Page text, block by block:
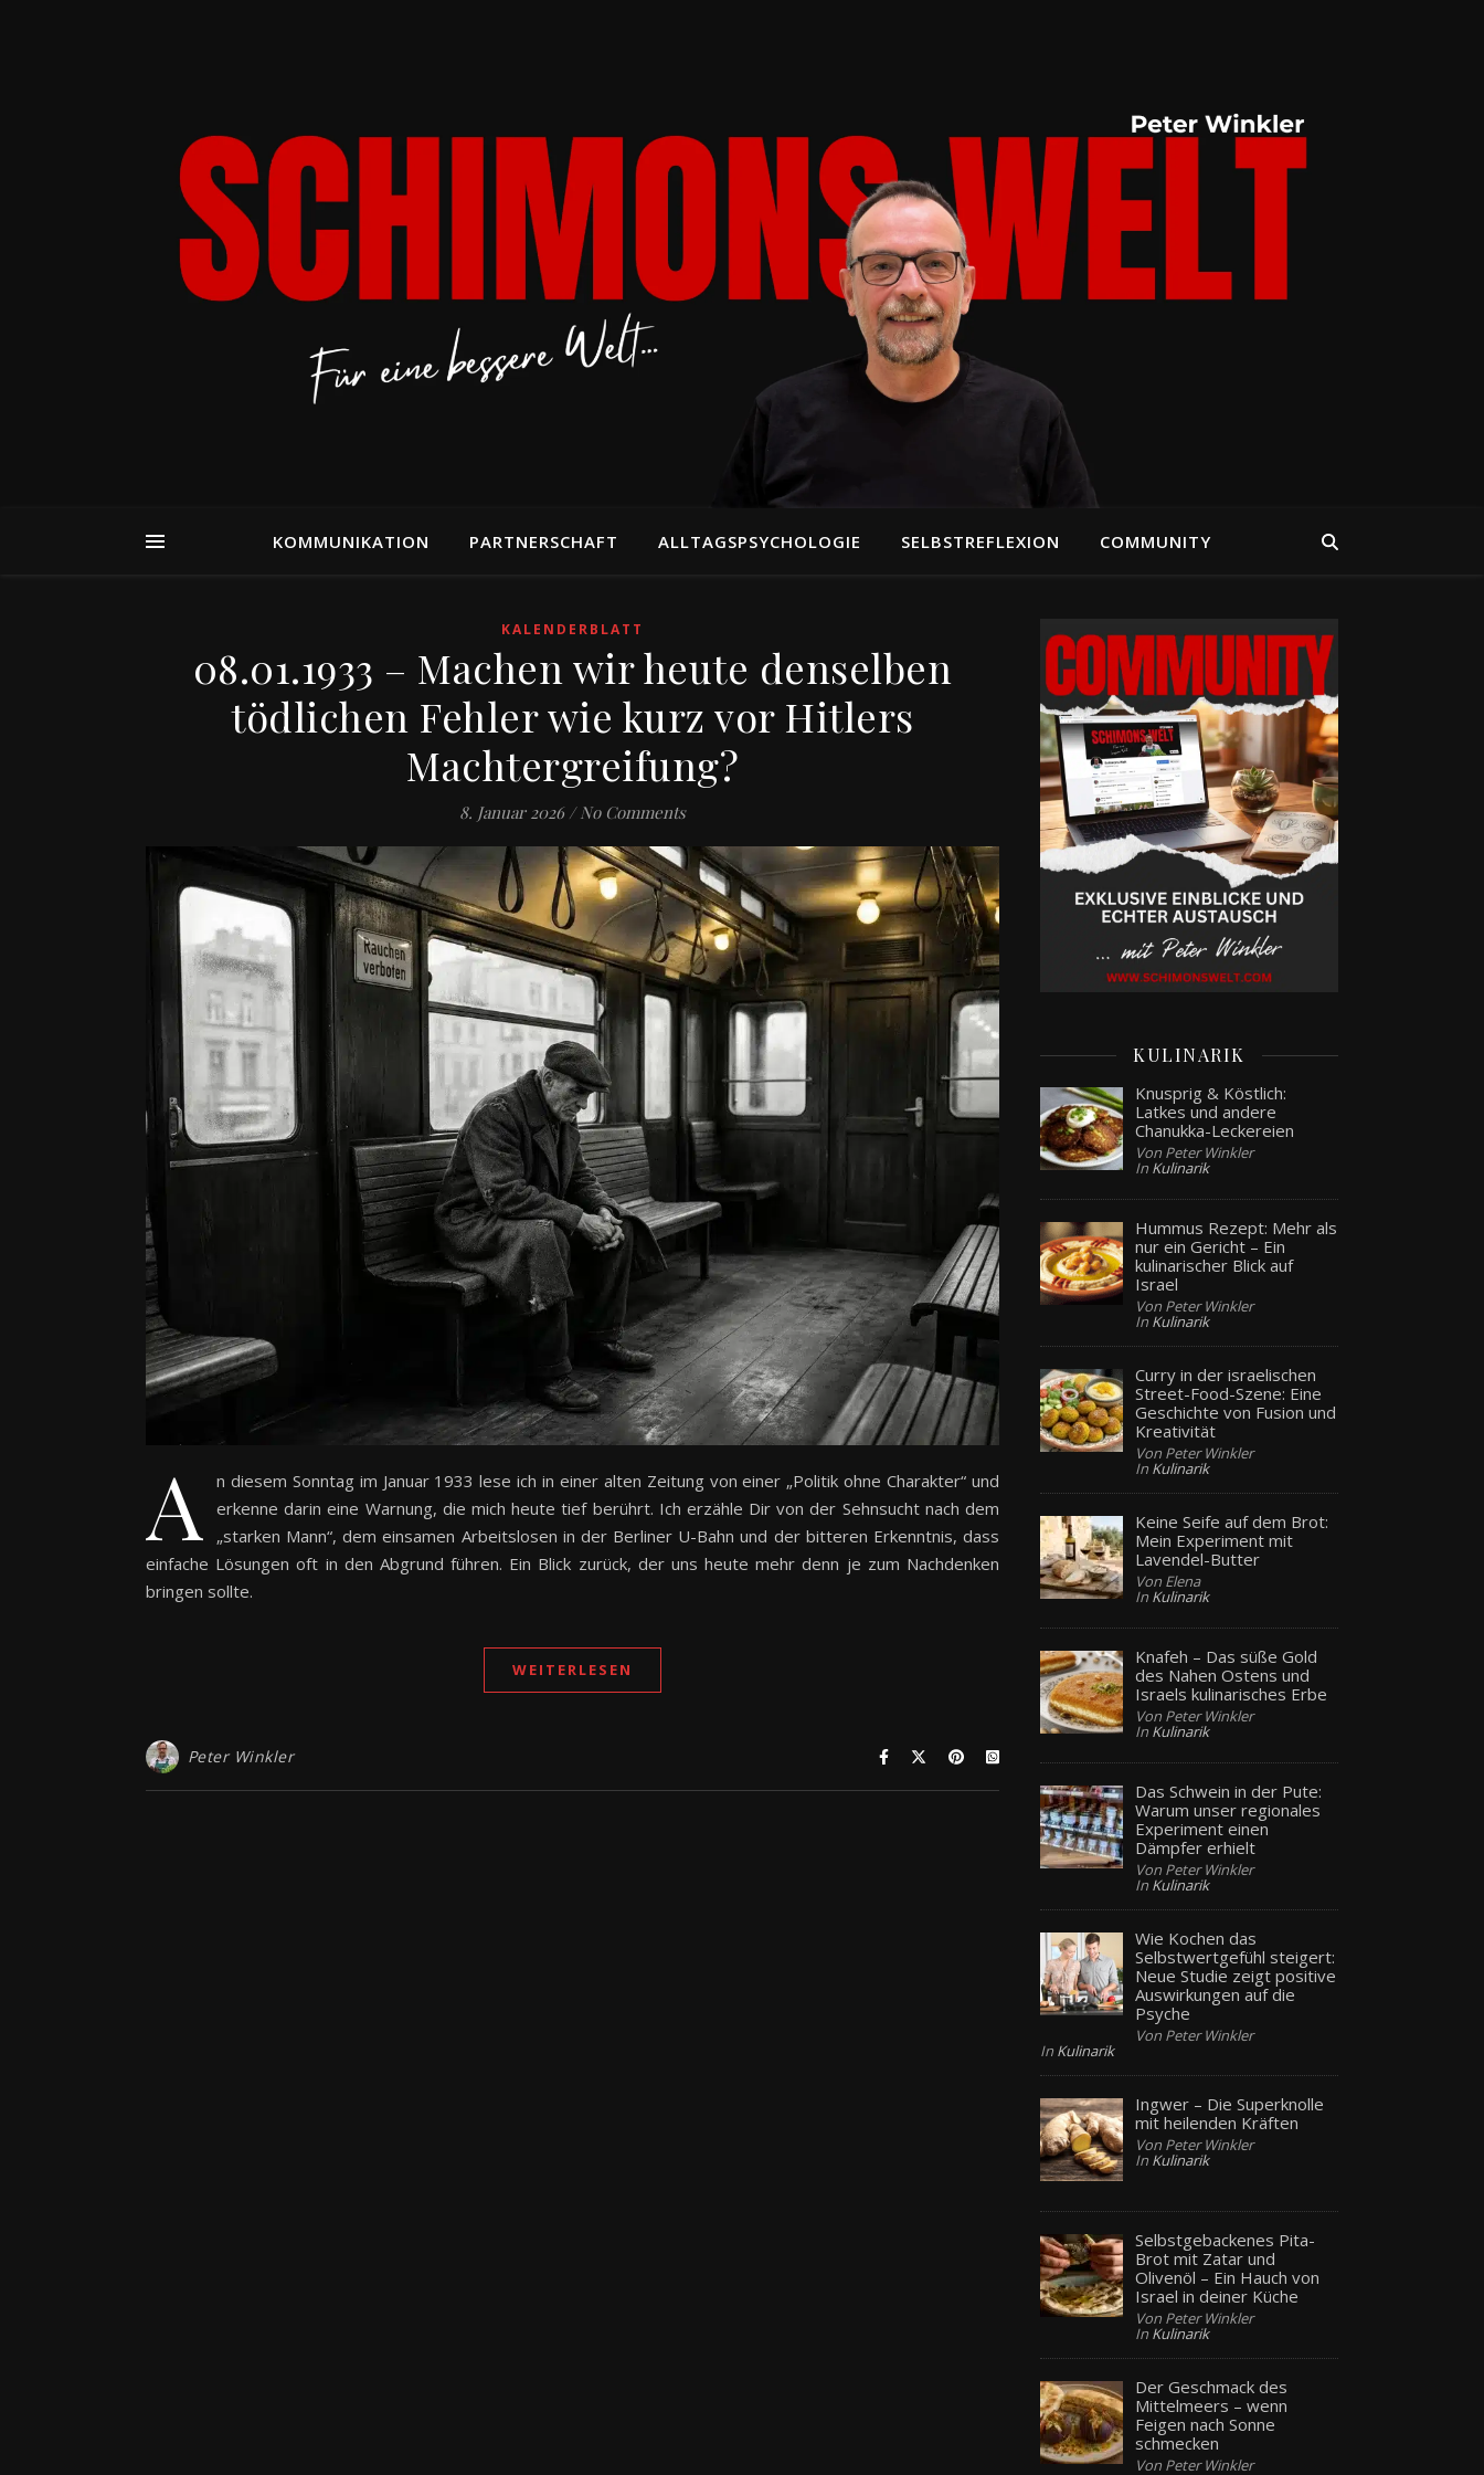
KOMMUNIKATION PARTNERSCHAFT ALLTAGSPSYCHOLOGIE SELBSTREFLEXION COMMUNITY
KALENDERBLATT
08.01.1933 – Machen wir heute denselben
tödlichen Fehler wie kurz vor Hitlers
Machtergreifung?
8. Januar 2026 / No Comments
A n diesem Sonntag im Januar 1933 lese ich in einer alten Zeitung von einer „Politik ohne Charakter“ und
erkenne darin eine Warnung, die mich heute tief berührt. Ich erzähle Dir von der Sehnsucht nach dem
„starken Mann“, dem einsamen Arbeitslosen in der Berliner U-Bahn und der bitteren Erkenntnis, dass
einfache Lösungen oft in den Abgrund führen. Ein Blick zurück, der uns heute mehr denn je zum Nachdenken
bringen sollte.
WEITERLESEN
Peter Winkler
KULINARIK
Knusprig & Köstlich:
Latkes und andere
Chanukka-Leckereien
Von Peter Winkler
In Kulinarik
Hummus Rezept: Mehr als
nur ein Gericht – Ein
kulinarischer Blick auf
Israel
Von Peter Winkler
In Kulinarik
Curry in der israelischen
Street-Food-Szene: Eine
Geschichte von Fusion und
Kreativität
Von Peter Winkler
In Kulinarik
Keine Seife auf dem Brot:
Mein Experiment mit
Lavendel-Butter
Von Elena
In Kulinarik
Knafeh – Das süße Gold
des Nahen Ostens und
Israels kulinarisches Erbe
Von Peter Winkler
In Kulinarik
Das Schwein in der Pute:
Warum unser regionales
Experiment einen
Dämpfer erhielt
Von Peter Winkler
In Kulinarik
Wie Kochen das
Selbstwertgefühl steigert:
Neue Studie zeigt positive
Auswirkungen auf die
Psyche
Von Peter Winkler
In Kulinarik
Ingwer – Die Superknolle
mit heilenden Kräften
Von Peter Winkler
In Kulinarik
Selbstgebackenes Pita-
Brot mit Zatar und
Olivenöl – Ein Hauch von
Israel in deiner Küche
Von Peter Winkler
In Kulinarik
Der Geschmack des
Mittelmeers – wenn
Feigen nach Sonne
schmecken
Von Peter Winkler